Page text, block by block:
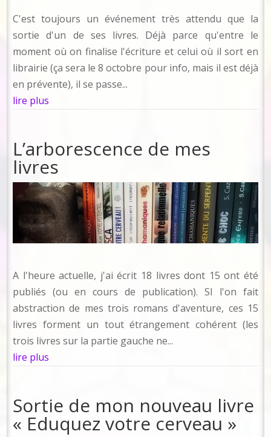
C'est toujours un événement très attendu que la
sortie d'un de ses livres. Déjà parce qu'entre le
moment où on finalise l'écriture et celui où il sort en
librairie (ça sera le 8 octobre pour info, mais il est déjà
en prévente), il se passe...
lire plus
L’arborescence de mes
livres
A l'heure actuelle, j'ai écrit 18 livres dont 15 ont été
publiés (ou en cours de publication). SI l'on fait
abstraction de mes trois romans d'aventure, ces 15
livres forment un tout étrangement cohérent (les
trois livres sur la partie gauche ne...
lire plus
Sortie de mon nouveau livre
« Eduquez votre cerveau »